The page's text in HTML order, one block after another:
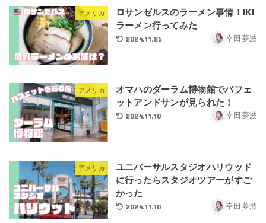
アメリカ
ロサンゼルスのラーメン事情！IKI
ラーメン行ってみた
2024.11.25 幸田夢波
アメリカ
オマハのダーラム博物館でバフェ
ットアンドサンが見られた！
2024.11.10 幸田夢波
アメリカ
ユニバーサルスタジオハリウッド
に行ったらスタジオツアーがすご
かった
2024.11.10 幸田夢波